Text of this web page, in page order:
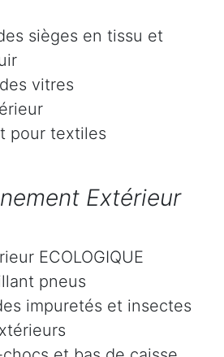
sièges en tissu et
vitres
pour textiles
Extérieur
ECOLOGIQUE
pneus
impuretés et insectes